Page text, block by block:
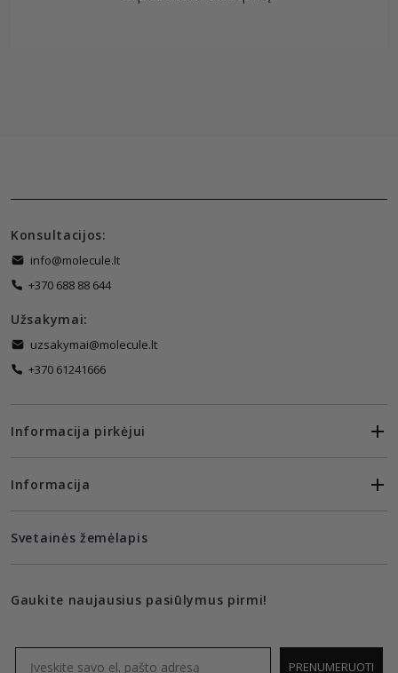
Konsultacijos:
info@molecule.lt
+370 688 88 644
Užsakymai:
uzsakymai@molecule.lt
+370 61241666
Informacija pirkėjui
Informacija
Svetainės žemėlapis
Gaukite naujausius pasiūlymus pirmi!
PRENUMERUOTI